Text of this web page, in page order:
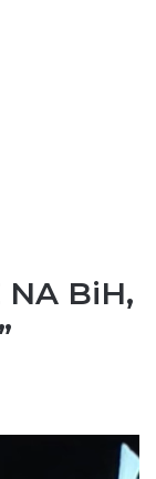
NA BiH,